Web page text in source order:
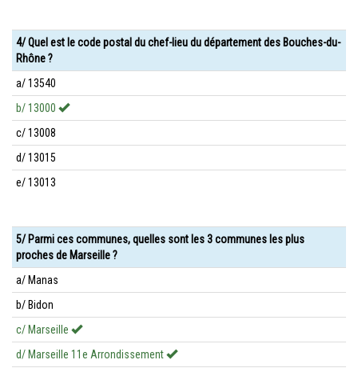
4/ Quel est le code postal du chef-lieu du département des Bouches-du-
Rhône ?
a/ 13540
b/ 13000
c/ 13008
d/ 13015
e/ 13013
5/ Parmi ces communes, quelles sont les 3 communes les plus
proches de Marseille ?
a/ Manas
b/ Bidon
c/ Marseille
d/ Marseille 11e Arrondissement